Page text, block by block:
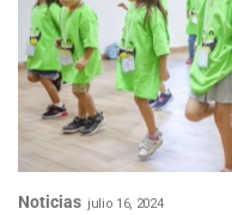
Noticias julio 16, 2024